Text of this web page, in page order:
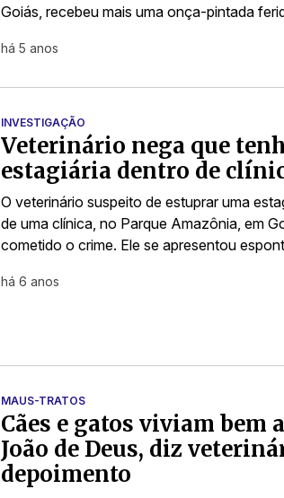
Goiás, recebeu mais uma onça-pintada
há 5 anos
INVESTIGAÇÃO
Veterinário nega que
estagiária dentro de
O veterinário suspeito de estuprar uma
de uma clínica, no Parque Amazônia, em
cometido o crime. Ele se apresentou
há 6 anos
MAUS-TRATOS
Cães e gatos viviam bem
João de Deus, diz
depoimento